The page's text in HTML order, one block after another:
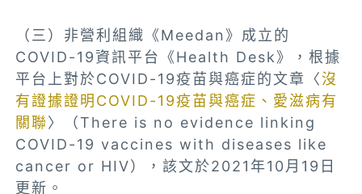
（三）非營利組織《Meedan》成立的
COVID-19資訊平台《Health Desk》，根據
平台上對於COVID-19疫苗與癌症的文章〈沒
有證據證明COVID-19疫苗與癌症、愛滋病有
關聯〉（There is no evidence linking
COVID-19 vaccines with diseases like
cancer or HIV），該文於2021年10月19日
更新。